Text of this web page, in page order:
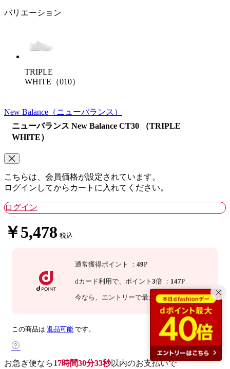
バリエーション
TRIPLE
WHITE（010）
New Balance （ニューバランス）
ニューバランス New Balance CT30 （TRIPLE
WHITE）
こちらは、会員価格が設定されています。
ログインしてからカートに入れてください。
ログイン
￥5,478 税込
通常獲得ポイント ：49P
dカード利用で、ポイント3倍 ： 147P
今なら 、エントリーで最大 10 倍！詳細
この商品は 返品可能 です。
お急ぎ便なら17時間30分32秒以内のお支払いで